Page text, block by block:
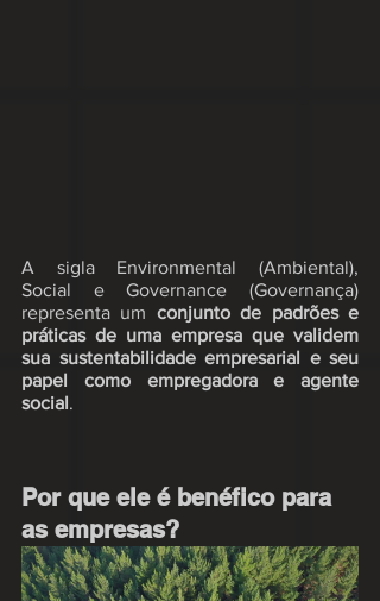
A sigla Environmental (Ambiental),
Social e Governance (Governança)
representa um conjunto de padrões e
práticas de uma empresa que validem
sua sustentabilidade empresarial e seu
papel como empregadora e agente
social.
Por que ele é benéfico para
as empresas?